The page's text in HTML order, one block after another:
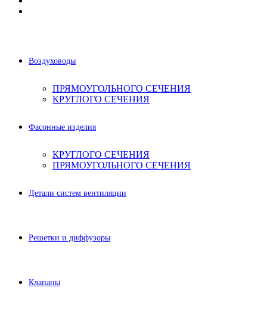
Воздуховоды
ПРЯМОУГОЛЬНОГО СЕЧЕНИЯ
КРУГЛОГО СЕЧЕНИЯ
Фасонные изделия
КРУГЛОГО СЕЧЕНИЯ
ПРЯМОУГОЛЬНОГО СЕЧЕНИЯ
Детали систем вентиляции
Решетки и диффузоры
Клапаны